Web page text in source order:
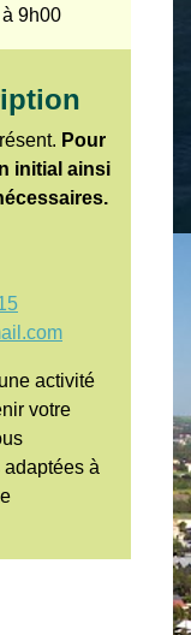
9h00
Pour
initial ainsi
activité
votre
à